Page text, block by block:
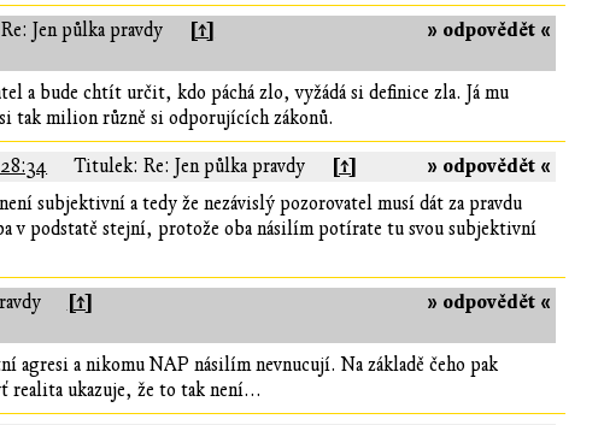
» odpovědět «
Jen půlka pravdy [↑]
a bude chtít určit, kdo páchá zlo, vyžádá si definice zla. Já mu
tak milion různě si odporujících zákonů.
» odpovědět «
Titulek: Re: Jen půlka pravdy [↑]
subjektivní a tedy že nezávislý pozorovatel musí dát za pravdu
v podstatě stejní, protože oba násilím potírate tu svou subjektivní
» odpovědět «
[↑]
a nikomu NAP násilím nevnucují. Na základě čeho pak
realita ukazuje, že to tak není...